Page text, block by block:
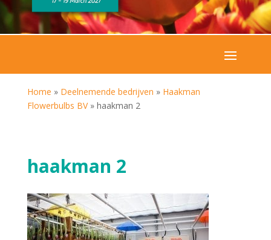
Home » Deelnemende bedrijven » Haakman
Flowerbulbs BV» haakman 2
haakman 2